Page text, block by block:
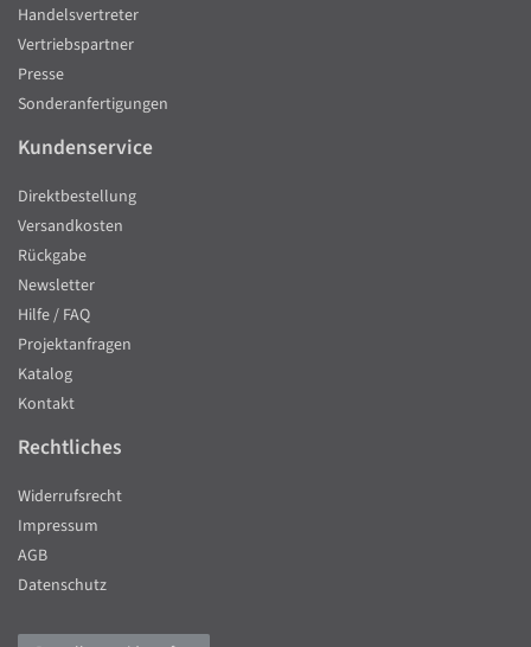
Handelsvertreter
Vertriebspartner
Presse
Sonderanfertigungen
Kundenservice
Direktbestellung
Versandkosten
Rückgabe
Newsletter
Hilfe / FAQ
Projektanfragen
Katalog
Kontakt
Rechtliches
Widerrufsrecht
Impressum
AGB
Datenschutz